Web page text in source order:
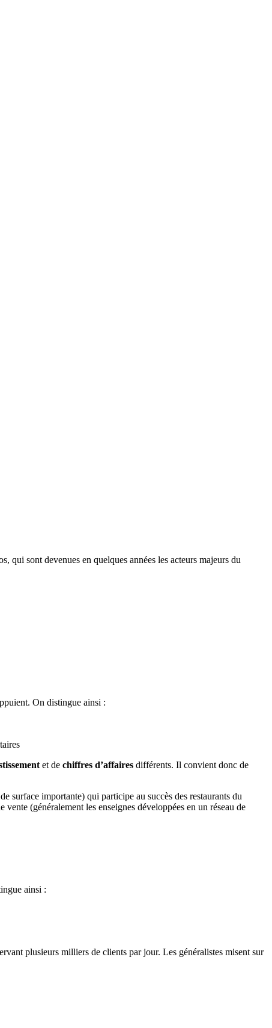
qui sont devenues en quelques années les acteurs majeurs du
On distingue ainsi :
et de chiffres d’affaires différents. Il convient donc de
surface importante) qui participe au succès des restaurants du
(généralement les enseignes développées en un réseau de
ainsi :
plusieurs milliers de clients par jour. Les généralistes misent sur